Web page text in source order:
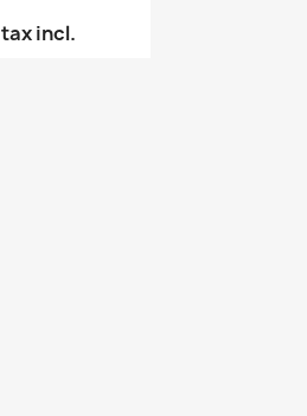
tax incl.